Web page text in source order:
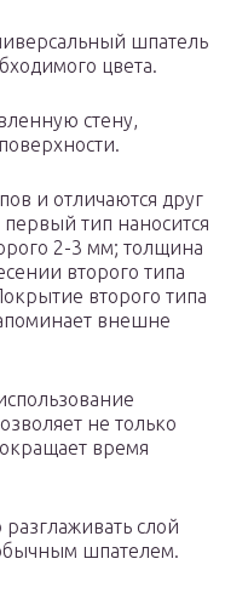
шпатель
цвета.
стену,
и отличаются друг
первый тип наносится
2-3 мм; толщина
второго типа
второго типа
внешне
не только
время
слой
шпателем.